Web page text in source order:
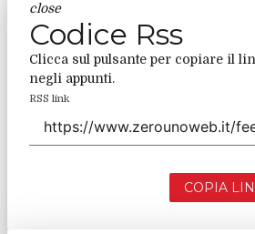
close
Codice Rss
Clicca sul pulsante per copiare il
negli appunti.
RSS link
COPIA